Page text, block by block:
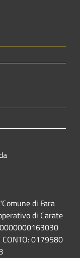
di Fara
di Carate
0179580